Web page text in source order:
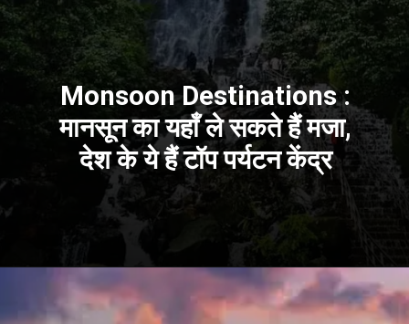
Monsoon Destinations :
मानसून का यहाँ ले सकते हैं मजा,
देश के ये हैं टॉप पर्यटन केंद्र